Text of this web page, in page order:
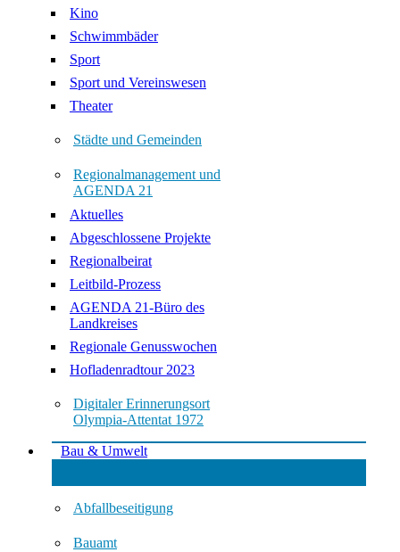
Kino
Schwimmbäder
Sport
Sport und Vereinswesen
Theater
Städte und Gemeinden
Regionalmanagement und
AGENDA 21
Aktuelles
Abgeschlossene Projekte
Regionalbeirat
Leitbild-Prozess
AGENDA 21-Büro des
Landkreises
Regionale Genusswochen
Hofladenradtour 2023
Digitaler Erinnerungsort
Olympia-Attentat 1972
Bau & Umwelt
Abfallbeseitigung
Bauamt